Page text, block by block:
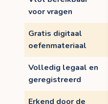
voor vragen
Gratis digitaal
oefenmateriaal
Volledig legaal en
geregistreerd
Erkend door de